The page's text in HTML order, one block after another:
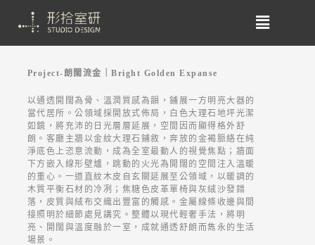
Project-朗闊流金｜Bright Golden Expanse
以通透開闊為骨、溫潤質感為韻，鋪展一方明亮大器的
當代居所。公領域採開放式佈局，白色大理石地坪光潔
如鏡，將充沛的日光層層延展，空間因而顯得格外舒
朗。客廳主牆以金紋大理石鋪敘，奔放的金褐脈絡在純
淨底色上恣意流動，成為全室最動人的視覺焦點；牆面
下方嵌入線形壁爐，跳動的火光為開闊的空間注入溫暖
的重心。一道直紋木皮自玄關延展至公領域，以暖調的
木質平衡石材的冷冽；焦糖色皮革單椅與灰絨沙發錯
落，皮質與絨布交織出豐富的觸感。金屬線條收邊與間
接照明於細節處見講究。整體以現代輕奢手法，將明
亮、開闊與溫度融於一室，成就通透舒朗而雋永的生活
場景。